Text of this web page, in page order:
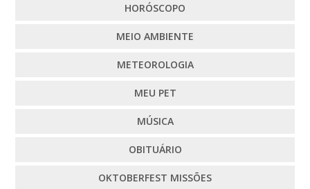
HORÓSCOPO
MEIO AMBIENTE
METEOROLOGIA
MEU PET
MÚSICA
OBITUÁRIO
OKTOBERFEST MISSÕES